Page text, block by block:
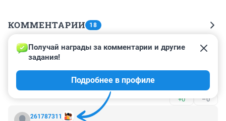
КОММЕНТАРИИ 18
Гость
15 ноября 2024, 12:58
Если бы только подростки огрызались и спорили! У
нас первоклассник так себя ведёт...
+0 –0
261787311
Получай награды за комментарии и другие
задания!
Подробнее в профиле